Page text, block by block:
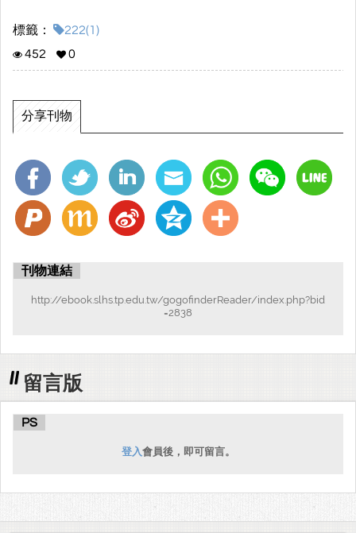
標籤：
222(1)
452
0
分享刊物
刊物連結
http://ebook.slhs.tp.edu.tw/gogofinderReader/index.php?bid
=2838
留言版
PS
登入會員後，即可留言。